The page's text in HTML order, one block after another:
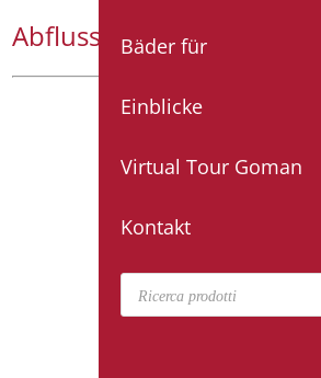
Abfluss komplett mit gitter
Bäder für
Einblicke
Virtual Tour Goman
Kontakt
Products search